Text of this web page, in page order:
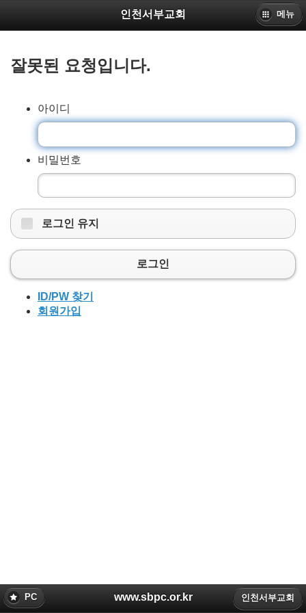
인천서부교회 메뉴
잘못된 요청입니다.
아이디
비밀번호
로그인 유지
로그인
ID/PW 찾기
회원가입
PC www.sbpc.or.kr 인천서부교회